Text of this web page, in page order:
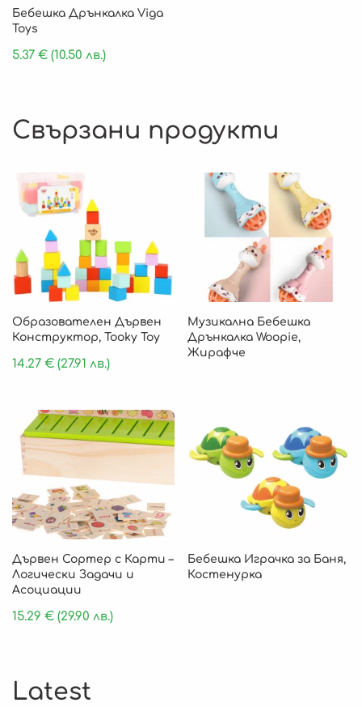
Бебешка Дрънкалка Viga
Toys
5.37 € (10.50 лв.)
Свързани продукти
Образователен Дървен
Конструктор, Tooky Toy
14.27 € (27.91 лв.)
Музикална Бебешка
Дрънкалка Woopie,
Жирафче
Дървен Сортер с Карти –
Логически Задачи и
Асоциации
15.29 € (29.90 лв.)
Бебешка Играчка за Баня,
Костенурка
Latest